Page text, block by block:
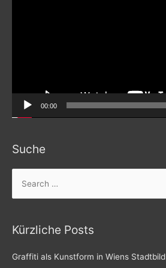
00:00
Suche
Kürzliche Posts
Graffiti als Kunstform in Wiens Stadtbild